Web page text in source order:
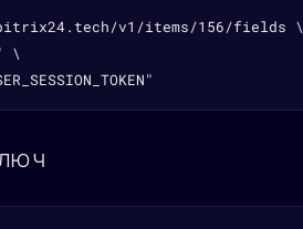
v1/items/156/fields \
\